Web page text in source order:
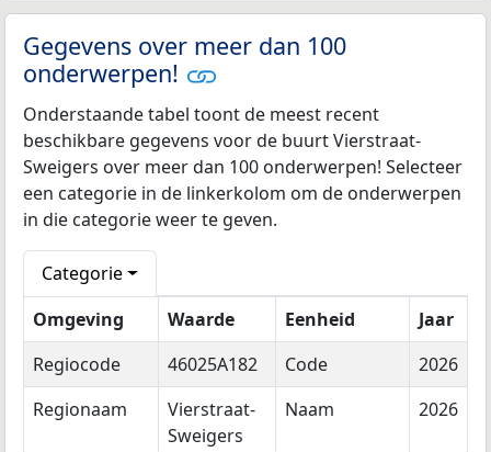
Gegevens over meer dan 100
onderwerpen!
Onderstaande tabel toont de meest recent
beschikbare gegevens voor de buurt Vierstraat-
Sweigers over meer dan 100 onderwerpen! Selecteer
een categorie in de linkerkolom om de onderwerpen
in die categorie weer te geven.
Categorie
Omgeving
Waarde Eenheid
Jaar
Regiocode
46025A182 Code
2026
Regionaam
Vierstraat-
Sweigers
Naam 2026